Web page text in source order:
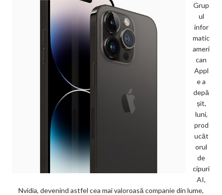
Grup
ul
infor
matic
ameri
can
Appl
e a
depă
șit,
luni,
prod
ucăt
orul
de
cipuri
AI,
Nvidia, devenind astfel cea mai valoroasă companie din lume,